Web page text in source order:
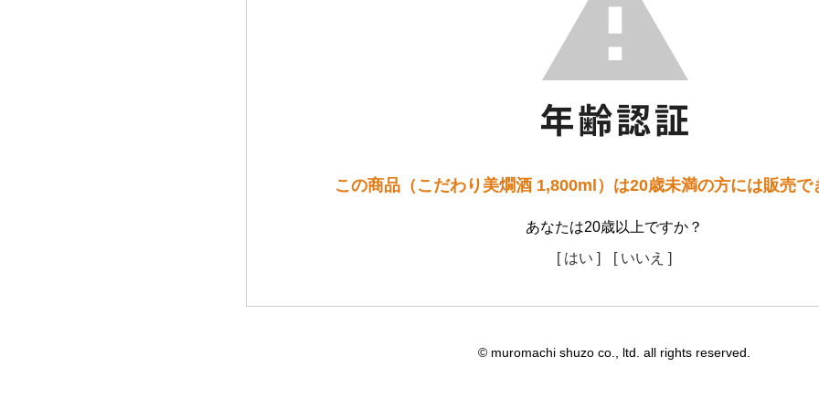
この商品（こだわり美燗酒 1,800ml）は20歳未満の方には販売で
あなたは20歳以上ですか？
[ はい ]
[ いいえ ]
© muromachi shuzo co., ltd. all rights reserved.